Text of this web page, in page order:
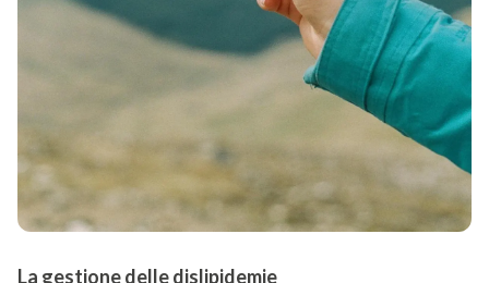
La gestione delle dislipidemie